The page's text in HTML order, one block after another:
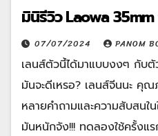
มินิรีวิว Laowa
07/07/2024 PANOM
เลนส์ตัวนี้ได้มาแบบงงๆ กับตั
มันจะดีเหรอ? เลนส์จีนนะ คุณ
หลายคำถามและความสับสนใ
มันหนักจัง!!! ทดลองใช้ครั้งแ